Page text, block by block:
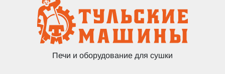
Печи и оборудование для сушки